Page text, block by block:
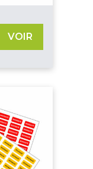
VOIR